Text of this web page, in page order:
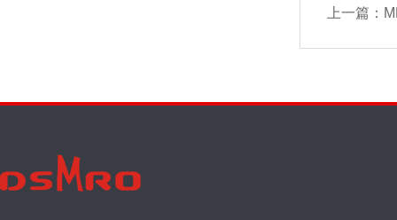
上一篇：